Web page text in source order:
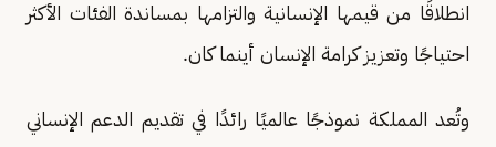
انطلاقًا من قيمها الإنسانية والتزامها بمساندة الفئات الأكثر
احتياجًا وتعزيز كرامة الإنسان أينما كان.
وتُعد المملكة نموذجًا عالميًا رائدًا في تقديم الدعم الإنساني